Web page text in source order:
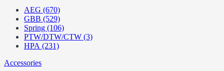
AEG (670)
GBB (529)
Spring (106)
PTW/DTW/CTW (3)
HPA (231)
Accessories